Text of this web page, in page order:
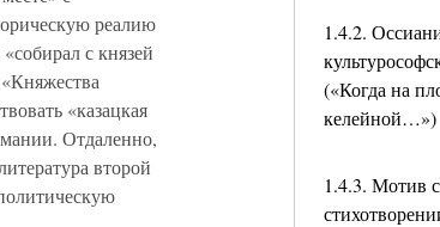
1.4.2.
(«Когда на
келейной…»)
1.4.3. Мотив
реалию
с князей
«казацкая
Отдаленно,
второй